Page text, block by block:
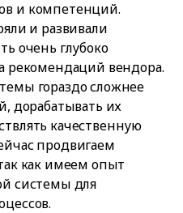
и компетенций.
и развивали
очень глубоко
рекомендаций вендора.
гораздо сложнее
дорабатывать их
качественную
продвигаем
как имеем опыт
системы для